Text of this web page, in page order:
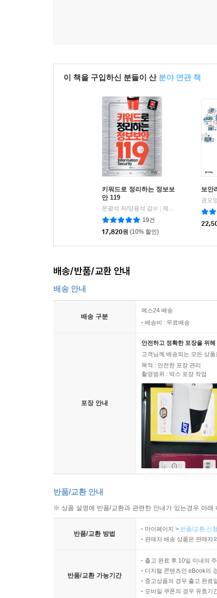
기업의 핵심 정보를 보호하는 데 있어 정보보
체계적인 인증제도가 마련돼 있어 그나마 대략
업무를 담당하고 있거나 실무 경험이 부족한 경
문제를 해결하는 데 도움을 주고자 작성됐으며,
첫째, 기존의 ISMS(정보보호 관리체계) 인증과
인증심사원이 혼란스러워하는 부분을 정리했다.
둘째, 각 통제항목별로 인증획득을 위해 준비해
사례를 참고해 실무에 활용할 수 있다.
셋째, 각 통제영역별로 가상 시나리오를 작성
시나리오는 실제 인증심사 프로세스와 동일하게
넷째, 4차 산업혁명과 더불어 가장 이슈가 되
플랫폼으로 이관되고 있는 상황에서 실제 심사
집필진은 기업에서 20년 이상 정보보호 업무
이 책을 구입하신 분들이 산 분야 연관 책
키워드로 정리하는 정보보
안 119
문광석 저/양용석 감수
제이펍
19건
17,820원 (10% 할인)
보안
배송/반품/교환 안내
배송 안내
배송 구분
예스24 배송
배송비 : 무료배송
포장 안내
안전하고 정확한 포장을 위
고객님께 배송되는 모든 상
목적 : 안전한 포장 관리
촬영범위 : 박스 포장 작업
반품/교환 안내
※ 상품 설명에 반품/교환과 관련한 안내가 있는경우 아
반품/교환 방법
마이페이지 > 반품/교환 신
판매자 배송 상품은 판매자
반품/교환 가능기간
출고 완료 후 10일 이내의
디지털 콘텐츠인 eBook의
중고상품의 경우 출고 완료
모바일 쿠폰의 경우 유효기